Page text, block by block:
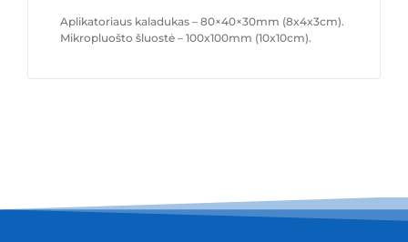
Aplikatoriaus kaladukas – 80×40×30mm (8x4x3cm).
Mikropluošto šluostė – 100x100mm (10x10cm).